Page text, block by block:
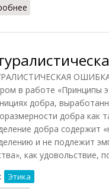
ОШИБКА
в работе «Принципы
добра,
добра как
добра содержит
и не подлежит
как удовольствие,
Этика